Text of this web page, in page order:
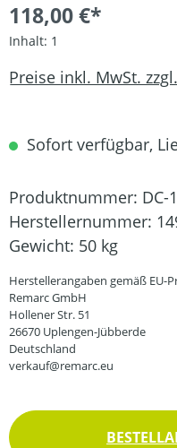
118,00 €*
Inhalt: 1
Preise inkl. MwSt.
Sofort verfügbar,
Produktnummer: DC-
Herstellernummer:
Gewicht: 50 kg
Herstellerangaben gemäß EU-
Remarc GmbH
Hollener Str. 51
26670 Uplengen-Jübberde
Deutschland
verkauf@remarc.eu